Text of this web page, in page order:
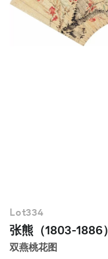
Lot334
张熊（1803-1886）
双燕桃花图